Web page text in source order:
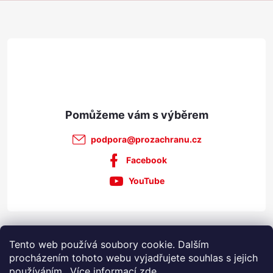
Tento web používá soubory cookie. Dalším
procházením tohoto webu vyjadřujete souhlas s jejich
podpora@prozachranu.cz
Facebook
YouTube